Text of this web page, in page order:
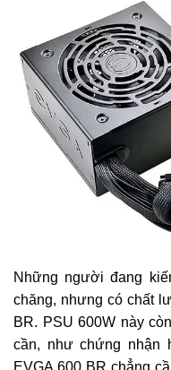
Những người đang
chăng, nhưng có chất
BR. PSU 600W này
cần, như chứng nhận